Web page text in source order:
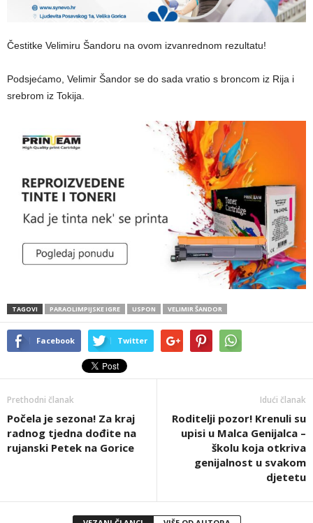
Čestitke Velimiru Šandoru na ovom izvanrednom rezultatu!
Podsjećamo, Velimir Šandor se do sada vratio s broncom iz Rija i
srebrom iz Tokija.
TAGOVI PARAOLIMPIJSKE IGRE USPON VELIMIR ŠANDOR
Facebook Twitter
Prethodni članak
Počela je sezona! Za kraj
radnog tjedna dođite na
rujanski Petek na Gorice
Idući članak
Roditelji pozor! Krenuli su
upisi u Malca Genijalca –
školu koja otkriva
genijalnost u svakom
djetetu